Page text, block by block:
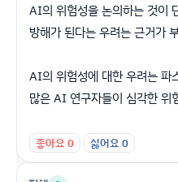
AI의 위험성을 논의하는 것이
방해가 된다는 우려는 근거가
AI의 위험성에 대한 우려는 파
많은 AI 연구자들이 심각한 위
좋아요0 싫어요0